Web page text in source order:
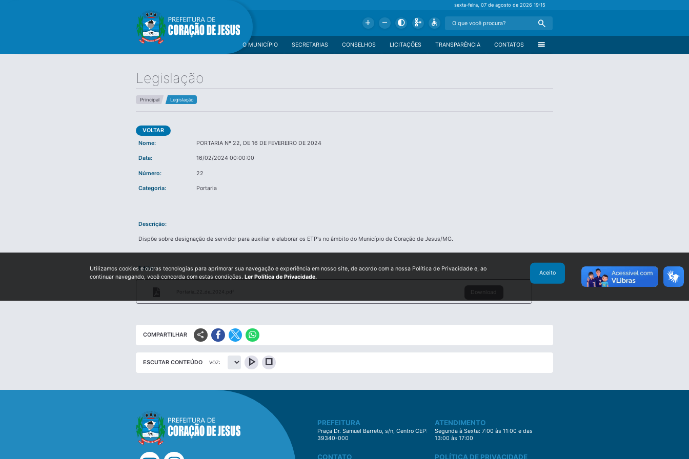
sexta-feira, 07 de agosto de 202619:15
Add Remove Contrast Schema Accessible Search
menu
CONTATOS
TRANSPARÊNCIA
LICITAÇÕES
CONSELHOS
SECRETARIAS
O MUNICÍPIO
Legislação
Principal Legislação
VOLTAR
Nome:
PORTARIA Nº 22, DE 16 DE FEVEREIRO DE 2024
Data: 16/02/2024 00:00:00
Número: 22
Categoria: Portaria
Descrição:
Dispõe sobre designação de servidor para auxiliar e elaborar os ETP's no âmbito do Município de Coração de Jesus/MG.
Edital:
Portaria_22_de_2024.pdf Download
COMPARTILHAR share
ESCUTAR CONTEÚDO VOZ: play_arrow stop
PREFEITURA
Praça Dr. Samuel Barreto, s/n, Centro CEP:
39340-000
ATENDIMENTO
Segunda à Sexta: 7:00 às 11:00 e das
13:00 às 17:00
CONTATO POLÍTICA DE PRIVACIDADE
Utilizamos cookies e outras tecnologias para aprimorar sua navegação e experiência em nosso site, de acordo com a nossa Política de Privacidade e, ao
continuar navegando, você concorda com estas condições. Ler Política de Privacidade.
Aceito